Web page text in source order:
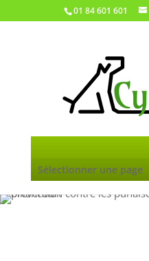
01 84 601 601
Sélectionner une page